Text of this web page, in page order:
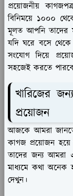
প্রয়োজনীয়
বিনিময়ে ১০০০
মূলত আপনি তাদের
যদি ঘরে বসে
সংযোগ দিয়ে
সহজেই করতে
খারিজের
প্রয়োজন
আজকে আমরা
কাগজ প্রয়োজন
তাদের জন্য আমরা
মাধ্যমে কথা অনেক
দেখুন।